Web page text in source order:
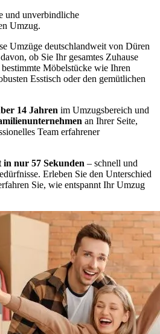
und unverbindliche
Umzug.
Umzüge deutschlandweit von Düren
ob Sie Ihr gesamtes Zuhause
Möbelstücke wie Ihren
Esstisch oder den gemütlichen
14 Jahren im Umzugsbereich und
an Ihrer Seite,
Team erfahrener
in nur 57 Sekunden – schnell und
Erleben Sie den Unterschied
Sie, wie entspannt Ihr Umzug